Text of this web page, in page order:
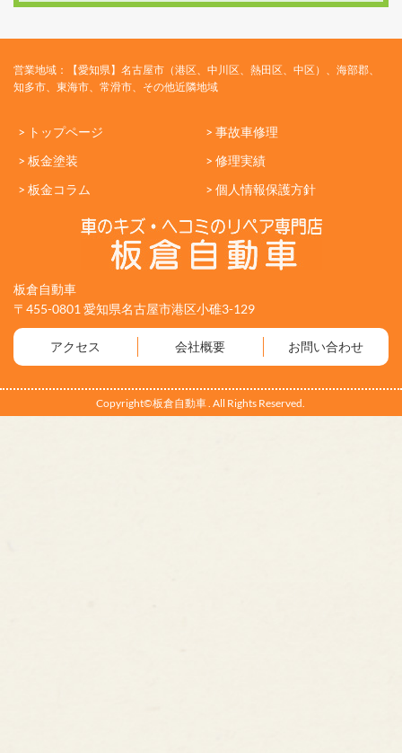
営業地域：【愛知県】名古屋市（港区、中川区、熱田区、中区）、海部郡、
知多市、東海市、常滑市、その他近隣地域
> トップページ
> 事故車修理
> 板金塗装
> 修理実績
> 板金コラム
> 個人情報保護方針
板倉自動車
〒455-0801 愛知県名古屋市港区小碓3-129
アクセス 会社概要 お問い合わせ
Copyright©板倉自動車 . All Rights Reserved.